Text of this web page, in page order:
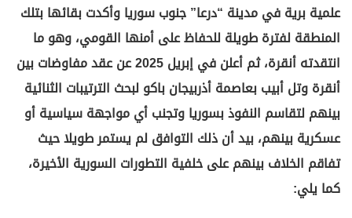
علمية برية في مدينة “درعا” جنوب سوريا وأكدت بقائها بتلك
المنطقة لفترة طويلة للحفاظ على أمنها القومي، وهو ما
انتقدته أنقرة، ثم أعلن في إبريل 2025 عن عقد مفاوضات بين
أنقرة وتل أبيب بعاصمة أذربيجان باكو لبحث الترتيبات الثنائية
بينهم لتقاسم النفوذ بسوريا وتجنب أي مواجهة سياسية أو
عسكرية بينهم، بيد أن ذلك التوافق لم يستمر طويلا حيث
تفاقم الخلاف بينهم على خلفية التطورات السورية الأخيرة،
كما يلي: